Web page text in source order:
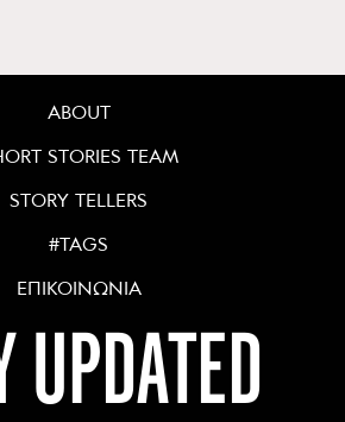
ABOUT
STORIES TEAM
STORY TELLERS
#TAGS
ΕΠΙΚΟΙΝΩΝΙΑ
UPDATED